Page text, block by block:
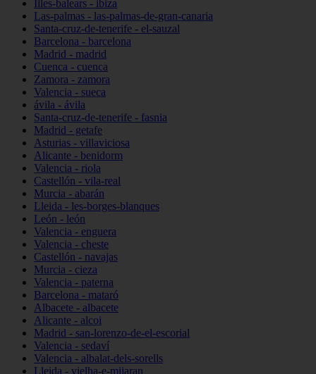
Illes-balears - ibiza
Las-palmas - las-palmas-de-gran-canaria
Santa-cruz-de-tenerife - el-sauzal
Barcelona - barcelona
Madrid - madrid
Cuenca - cuenca
Zamora - zamora
Valencia - sueca
ávila - ávila
Santa-cruz-de-tenerife - fasnia
Madrid - getafe
Asturias - villaviciosa
Alicante - benidorm
Valencia - riola
Castellón - vila-real
Murcia - abarán
Lleida - les-borges-blanques
León - león
Valencia - enguera
Valencia - cheste
Castellón - navajas
Murcia - cieza
Valencia - paterna
Barcelona - mataró
Albacete - albacete
Alicante - alcoi
Madrid - san-lorenzo-de-el-escorial
Valencia - sedaví
Valencia - albalat-dels-sorells
Lleida - vielha-e-mijaran